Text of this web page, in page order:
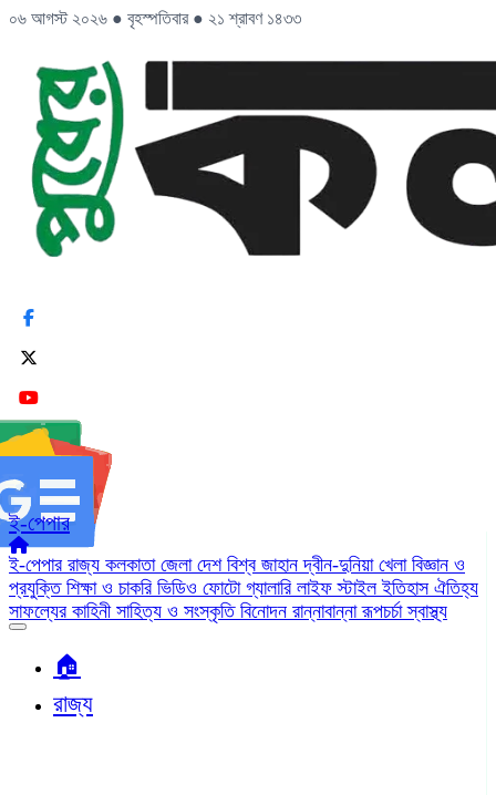
০৬ আগস্ট ২০২৬ ● বৃহস্পতিবার ● ২১ শ্রাবণ ১৪৩৩
ই-পেপার
ই-পেপার রাজ্য কলকাতা জেলা দেশ বিশ্ব জাহানদ্বীন-দুনিয়া খেলা বিজ্ঞান ও
প্রযুক্তি শিক্ষা ও চাকরি ভিডিও ফোটো গ্যালারি লাইফ স্টাইলইতিহাস ঐতিহ্য
সাফল্যের কাহিনী সাহিত্য ও সংস্কৃতি বিনোদন রান্নাবান্নারূপচর্চাস্বাস্থ্য
🏠︎
রাজ্য